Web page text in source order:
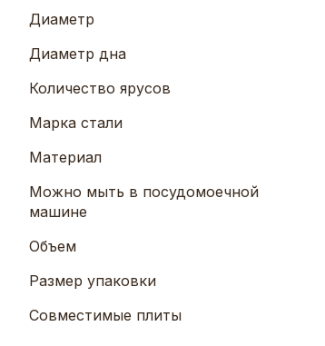
Диаметр
Диаметр дна
Количество ярусов
Марка стали
Материал
Можно мыть в посудомоечной
машине
Объем
Размер упаковки
Совместимые плиты